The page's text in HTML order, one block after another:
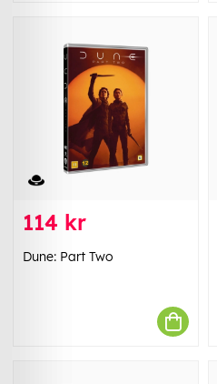
114 kr
Dune: Part Two